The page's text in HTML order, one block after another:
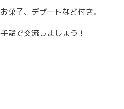
お菓子、デザートなど付き。
手話で交流しましょう！